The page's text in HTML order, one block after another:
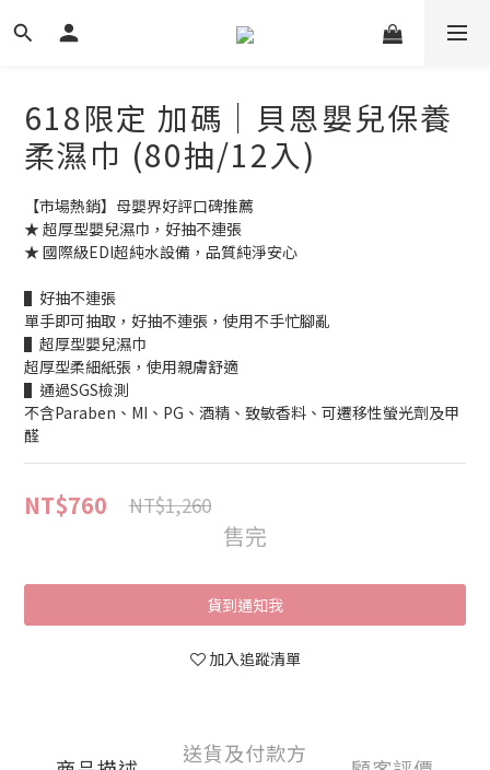
618限定 加碼｜貝恩嬰兒保養
柔濕巾 (80抽/12入)
【市場熱銷】母嬰界好評口碑推薦
★ 超厚型嬰兒濕巾，好抽不連張
★ 國際級EDI超純水設備，品質純淨安心
▌好抽不連張
單手即可抽取，好抽不連張，使用不手忙腳亂
▌超厚型嬰兒濕巾
超厚型柔細紙張，使用親膚舒適
▌通過SGS檢測
不含Paraben、MI、PG、酒精、致敏香料、可遷移性螢光劑及甲
醛
NT$760 NT$1,260
售完
貨到通知我
加入追蹤清單
送貨及付款方